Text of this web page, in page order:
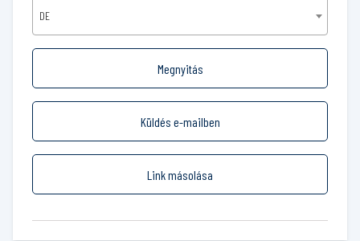
DE
Megnyitás
Küldés e-mailben
Link másolása